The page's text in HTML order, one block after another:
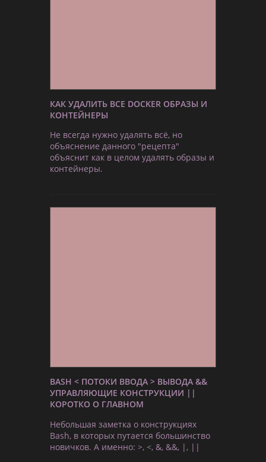
КАК УДАЛИТЬ ВСЕ DOCKER ОБРАЗЫ И
КОНТЕЙНЕРЫ
Не всегда нужно удалять всё, но
объяснение данного "рецепта"
объяснит как в целом удалять образы и
контейнеры.
BASH < ПОТОКИ ВВОДА > ВЫВОДА &&
УПРАВЛЯЮЩИЕ КОНСТРУКЦИИ ||
КОРОТКО О ГЛАВНОМ
Небольшая заметка о конструкциях
Bash, в которых путается большинство
новичков. А именно: >, <, &, &&, |, ||